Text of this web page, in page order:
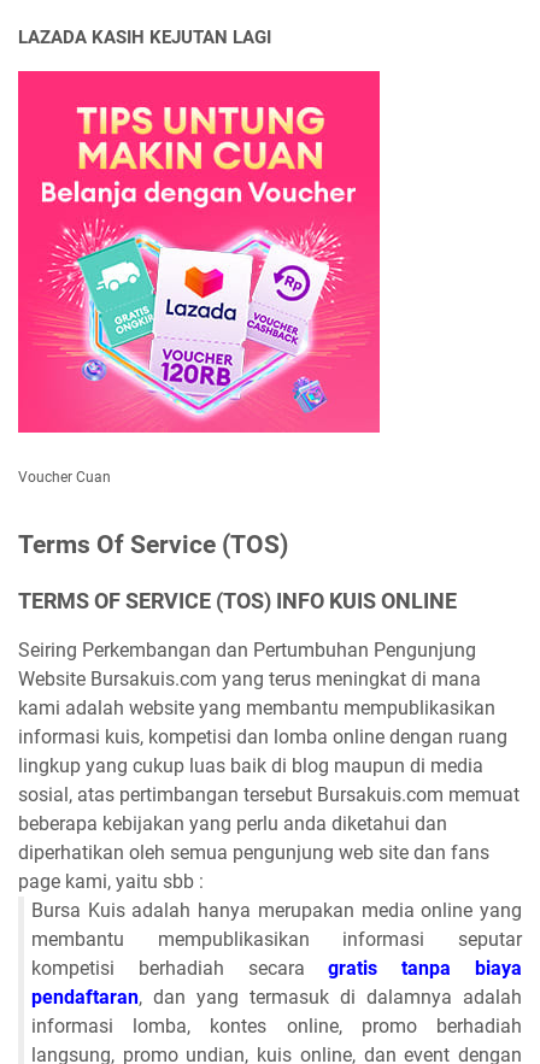
LAZADA KASIH KEJUTAN LAGI
Voucher Cuan
Terms Of Service (TOS)
TERMS OF SERVICE (TOS) INFO KUIS ONLINE
Seiring Perkembangan dan Pertumbuhan Pengunjung
Website Bursakuis.com yang terus meningkat di mana
kami adalah website yang membantu mempublikasikan
informasi kuis, kompetisi dan lomba online dengan ruang
lingkup yang cukup luas baik di blog maupun di media
sosial, atas pertimbangan tersebut Bursakuis.com memuat
beberapa kebijakan yang perlu anda diketahui dan
diperhatikan oleh semua pengunjung web site dan fans
page kami, yaitu sbb :
Bursa Kuis adalah hanya merupakan media online yang
membantu mempublikasikan informasi seputar
kompetisi berhadiah secaragratis tanpa biaya
pendaftaran, dan yang termasuk di dalamnya adalah
informasi lomba, kontes online, promo berhadiah
langsung, promo undian, kuis online, dan event dengan